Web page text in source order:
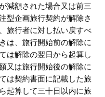
減額された場合又は前三
型企画旅行契約が解除さ
旅行者に対し払い戻すべ
は、旅行開始前の解除に
は解除の翌日から起算し
又は旅行開始後の解除に
は契約書面に記載した旅
起算して三十日以内に旅